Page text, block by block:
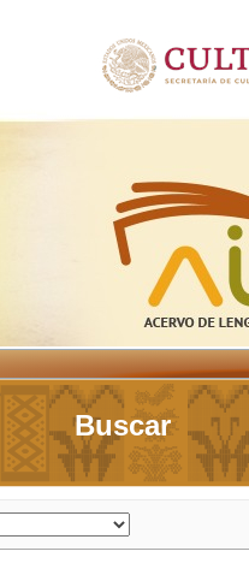
Buscar